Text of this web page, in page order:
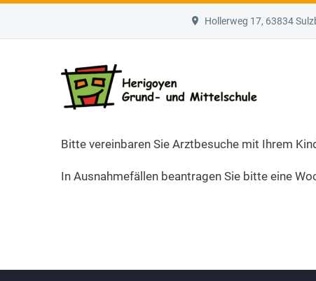
Hollerweg 17, 63834
Bitte vereinbaren Sie Arztbesuche mit Ihrem
In Ausnahmefällen beantragen Sie bitte eine